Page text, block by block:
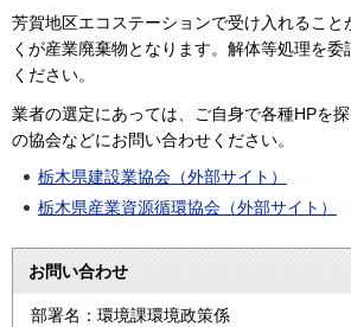
芳賀地区エコステーションで受け入れること
くが産業廃棄物となります。解体等処理を委
ください。
業者の選定にあっては、ご自身で各種HPを
の協会などにお問い合わせください。
栃木県建設業協会（外部サイト）
栃木県産業資源循環協会（外部サイト）
お問い合わせ
部署名：環境課環境政策係